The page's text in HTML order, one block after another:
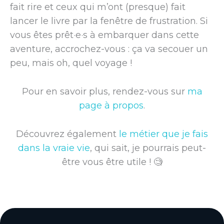
fait rire et ceux qui m’ont (presque) fait
lancer le livre par la fenêtre de frustration. Si
vous êtes prêt·e·s à embarquer dans cette
aventure, accrochez-vous : ça va secouer un
peu, mais oh, quel voyage !
Pour en savoir plus, rendez-vous sur ma
page à propos.
Découvrez également le métier que je fais
dans la vraie vie, qui sait, je pourrais peut-
être vous être utile ! 🧐